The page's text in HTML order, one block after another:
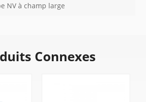
NV à champ large
Connexes